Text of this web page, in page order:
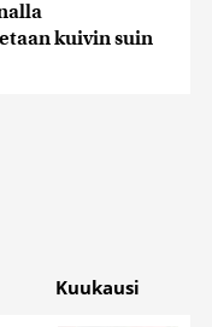
heille tai joita on
Tietoja
kuivin suin
Kuukausi